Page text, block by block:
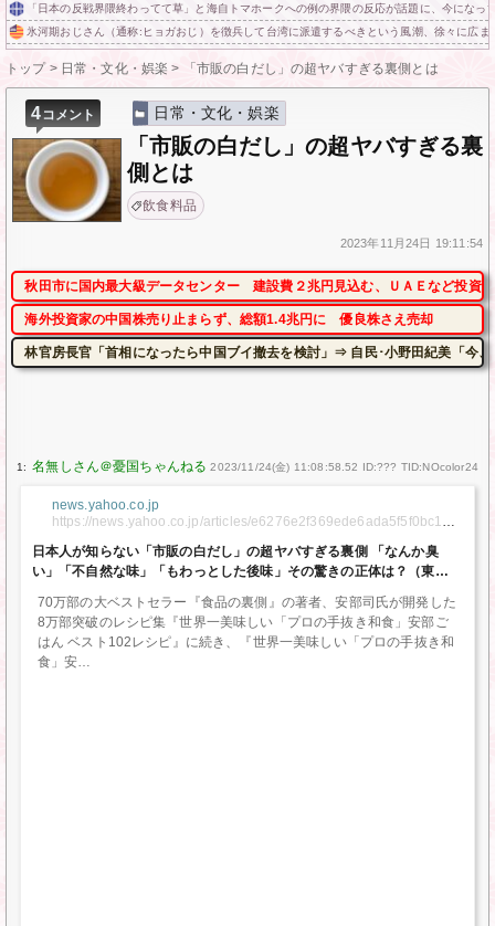
「日本の反戦界隈終わってて草」と海自トマホークへの例の界隈の反応が話題に、今にな
氷河期おじさん（通称:ヒョガおじ）を徴兵して台湾に派遣するべきという風潮、徐々に広ま
トップ> 日常・文化・娯楽 > 「市販の白だし」の超ヤバすぎる裏側とは
4コメント 日常・文化・娯楽
「市販の白だし」の超ヤバすぎる裏
側とは
飲食料品
2023年11月24日 19:11:54
秋田市に国内最大級データセンター 建設費２兆円見込む、ＵＡＥなど投資
海外投資家の中国株売り止まらず、総額1.4兆円に 優良株さえ売却
林官房長官「首相になったら中国ブイ撤去を検討」⇒ 自民･小野田紀美「今
1: 2023/11/24(金) 11:08:58.52 ID:??? TID:NOcolor24
news.yahoo.co.jp
https://news.yahoo.co.jp/articles/e6276e2f369ede6ada5f5f0bc125
日本人が知らない「市販の白だし」の超ヤバすぎる裏側 「なんか臭
い」「不自然な味」「もわっとした後味」その驚きの正体は？（東洋経
70万部の大ベストセラー『食品の裏側』の著者、安部司氏が開発した
8万部突破のレシピ集『世界一美味しい「プロの手抜き和食」安部ご
はん ベスト102レシピ』に続き、『世界一美味しい「プロの手抜き和
食」安